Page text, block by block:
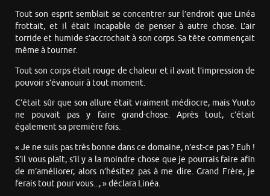
Tout son esprit semblait se concentrer sur l’endroit que Linéa
frottait, et il était incapable de penser à autre chose. L’air
torride et humide s’accrochait à son corps. Sa tête commençait
même à tourner.
Tout son corps était rouge de chaleur et il avait l’impression de
pouvoir s’évanouir à tout moment.
C’était sûr que son allure était vraiment médiocre, mais Yuuto
ne pouvait pas y faire grand-chose. Après tout, c’était
également sa première fois.
« Je ne suis pas très bonne dans ce domaine, n’est-ce pas ? Euh !
S’il vous plaît, s’il y a la moindre chose que je pourrais faire afin
de m’améliorer, alors n’hésitez pas à me dire. Grand Frère, je
ferais tout pour vous..., » déclara Linéa.